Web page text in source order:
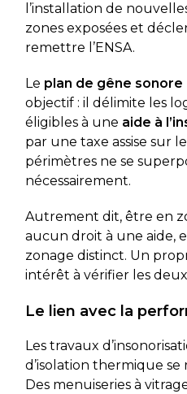
l’installation de
zones exposées et
remettre l’ENSA.
Le plan de gêne sonore
objectif : il délimite les
éligibles à une aide à
par une taxe assise sur
périmètres ne se
nécessairement.
Autrement dit, être en
aucun droit à une aide,
zonage distinct. Un
intérêt à vérifier les
Le lien avec la
Les travaux
d’isolation thermique
Des menuiseries à